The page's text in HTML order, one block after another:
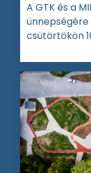
A GTK és a
ünnepségére
csütörtökön